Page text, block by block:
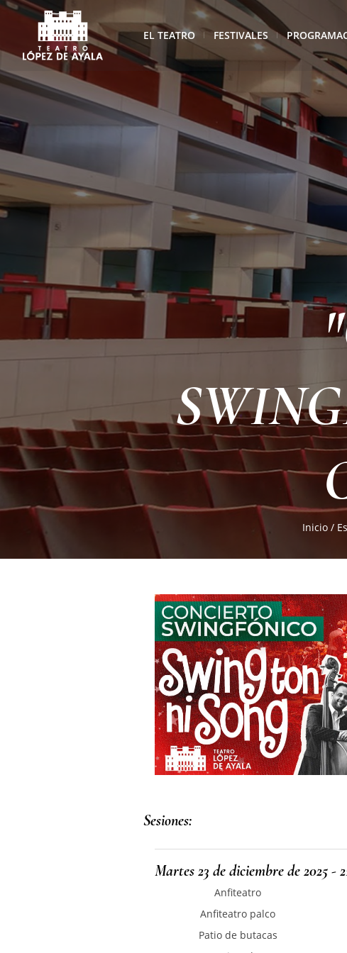
EL TEATRO FESTIVALES
Inicio /
Sesiones:
Martes 23 de diciembre de 2025 -
Anfiteatro
Anfiteatro palco
Patio de butacas